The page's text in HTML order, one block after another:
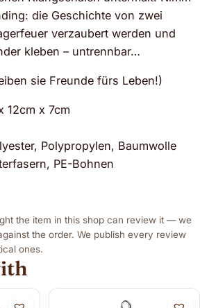
die Geschichte von zwei
verzaubert werden und
kleben – untrennbar…
sie Freunde fürs Leben!)
12cm x 7cm
Polypropylen, Baumwolle
PE-Bohnen
the item in this shop can review it — we
the order. We publish every review
ones.